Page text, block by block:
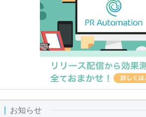
お知らせ